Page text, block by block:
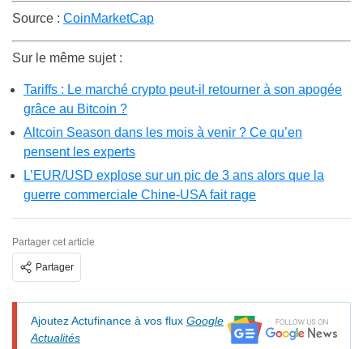
Source : CoinMarketCap
Sur le même sujet :
Tariffs : Le marché crypto peut-il retourner à son apogée
grâce au Bitcoin ?
Altcoin Season dans les mois à venir ? Ce qu’en
pensent les experts
L’EUR/USD explose sur un pic de 3 ans alors que la
guerre commerciale Chine-USA fait rage
Partager cet article
Partager
Ajoutez Actufinance à vos flux Google
Actualités